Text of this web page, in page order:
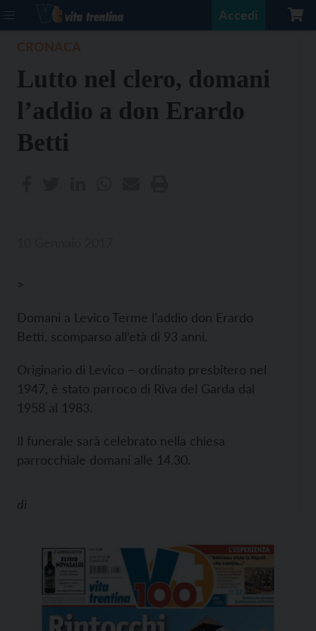
Accedi
Lutto nel clero, domani
l’addio a don Erardo
Betti
>
Domani a Levico Terme l’addio don Erardo
Betti, scomparso all’età di 93 anni.
Originario di Levico – ordinato presbitero nel
1947, è stato parroco di Riva del Garda dal
1958 al 1983.
Il funerale sarà celebrato nella chiesa
parrocchiale domani alle 14.30.
di